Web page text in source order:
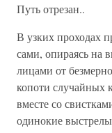
Путь отрезан..
В узких проходах
сами, опираясь на
лицами от
копоти случайных
вместе со
одинокие